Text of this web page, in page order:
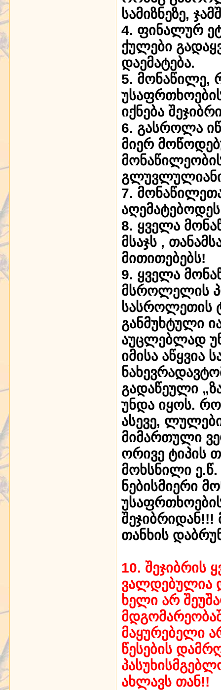
სამიზნეზე,
4. ფინალურ
ქულები
დაემატება.
5. მონაწილე,
იქნება
6. გასროლა
მიერ
7.
8. ყველა
მსაჯს ,
მითითებებს!
9. ყველა
მსროლელის
სასროლეთის
განმუხტული
აუცლებლად
იმისა აწყვია
გადაწეული
უნდა იყოს.
ასევე,
მიმართული
ორივე ტიპის
მოხსნილი ე.წ.
ნებისმიერი
თანხის
10. შეჯიბრის
ვალდებულია
ხელი არ
მაყურებელი
წესების
ახლავს თან!!